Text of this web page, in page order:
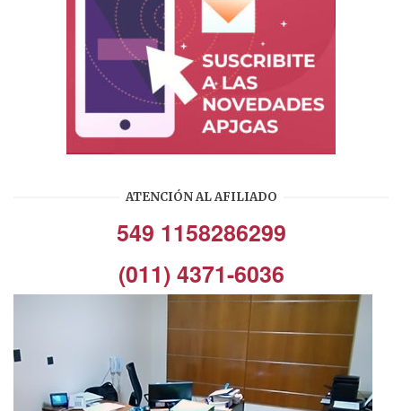
ATENCIÓN AL AFILIADO
549 1158286299
(011) 4371-6036